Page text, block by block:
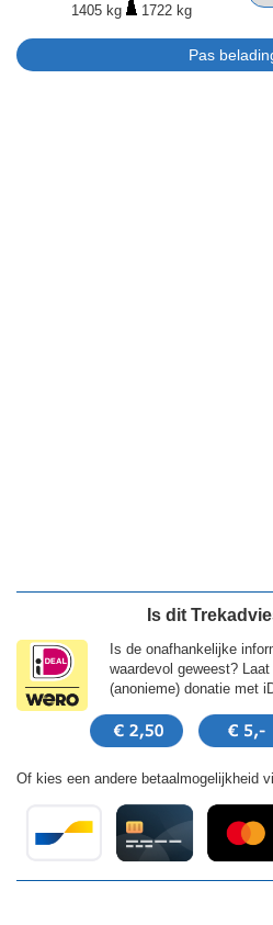
1405 kg 1722 kg
Is dit
Is de onafhankelijke
waardevol geweest?
(anonieme) donatie met
Of kies een andere betaalmogelijkheid